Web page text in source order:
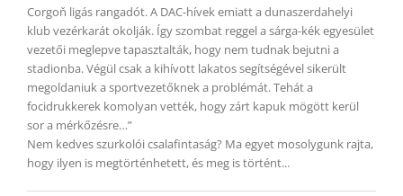
Corgoň ligás rangadót. A DAC-hívek emiatt a dunaszerdahelyi
klub vezérkarát okolják. Így szombat reggel a sárga-kék egyesület
vezetői meglepve tapasztalták, hogy nem tudnak bejutni a
stadionba. Végül csak a kihívott lakatos segítségével sikerült
megoldaniuk a sportvezetőknek a problémát. Tehát a
focidrukkerek komolyan vették, hogy zárt kapuk mögött kerül
sor a mérkőzésre…”
Nem kedves szurkolói csalafintaság? Ma egyet mosolygunk rajta,
hogy ilyen is megtörténhetett, és meg is történt...